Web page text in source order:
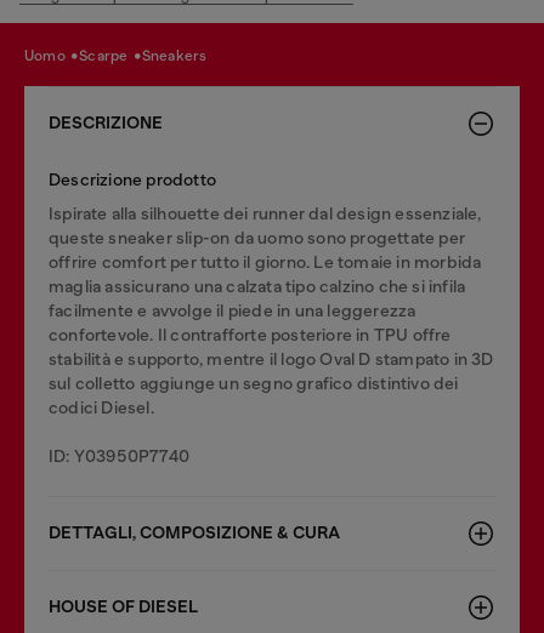
uomo scarpe sneakers
DESCRIZIONE
Descrizione prodotto
Ispirate alla silhouette dei runner dal design essenziale,
queste sneaker slip-on da uomo sono progettate per
offrire comfort per tutto il giorno. Le tomaie in morbida
maglia assicurano una calzata tipo calzino che si infila
facilmente e avvolge il piede in una leggerezza
confortevole. Il contrafforte posteriore in TPU offre
stabilità e supporto, mentre il logo Oval D stampato in 3D
sul colletto aggiunge un segno grafico distintivo dei
codici Diesel.
ID: Y03950P7740
DETTAGLI, COMPOSIZIONE & CURA
HOUSE OF DIESEL